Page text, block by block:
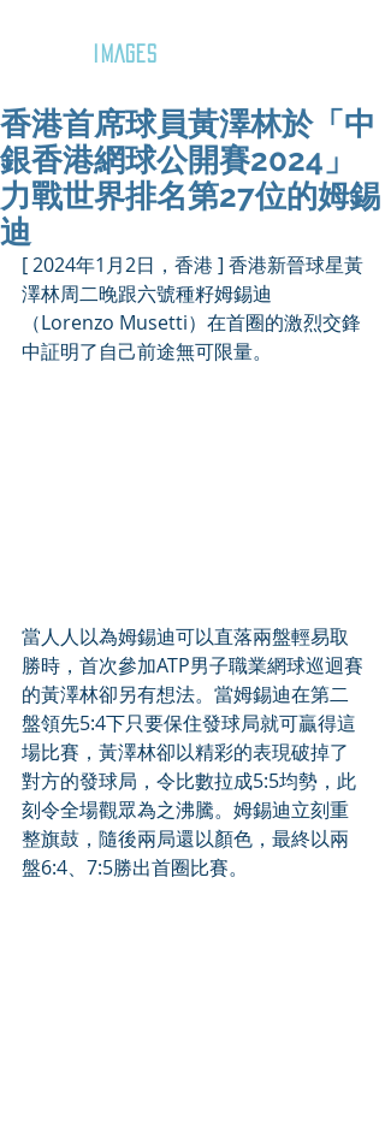
IMAGES
香港首席球員黃澤林於「中
銀香港網球公開賽2024」
力戰世界排名第27位的姆錫
迪
[ 2024年1月2日，香港 ] 香港新晉球星黃
澤林周二晚跟六號種籽姆錫迪
（Lorenzo Musetti）在首圈的激烈交鋒
中証明了自己前途無可限量。
當人人以為姆錫迪可以直落兩盤輕易取
勝時，首次參加ATP男子職業網球巡迴賽
的黃澤林卻另有想法。當姆錫迪在第二
盤領先5:4下只要保住發球局就可贏得這
場比賽，黃澤林卻以精彩的表現破掉了
對方的發球局，令比數拉成5:5均勢，此
刻令全場觀眾為之沸騰。姆錫迪立刻重
整旗鼓，隨後兩局還以顏色，最終以兩
盤6:4、7:5勝出首圈比賽。